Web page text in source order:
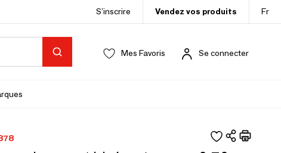
S’inscrire Vendez vos produits Fr
Mes Favoris Se connecter